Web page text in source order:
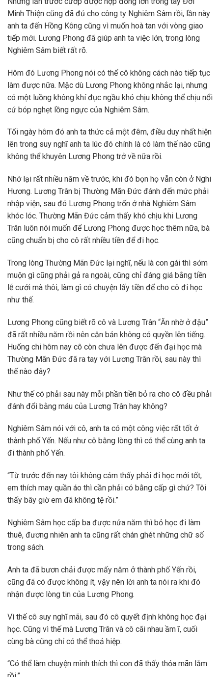
Minh Thiện cũng đã đủ cho công ty Nghiêm Sâm rồi, lần này
anh ta đến Hồng Kông cũng vì muốn hoà tan với vòng giao
tiếp mới. Lương Phong đã giúp anh ta việc lớn, trong lòng
Nghiêm Sâm biết rất rõ.
Hôm đó Lương Phong nói có thể cô không cách nào tiếp tục
làm được nữa. Mặc dù Lương Phong không nhắc lại, nhưng
có một luồng không khí đục ngầu khó chịu không thể chịu nổi
cứ bóp nghẹt lồng ngực của Nghiêm Sâm.
Tối ngày hôm đó anh ta thức cả một đêm, điều duy nhất hiện
lên trong suy nghĩ anh ta lúc đó chính là có làm thế nào cũng
không thể khuyên Lương Phong trở về nữa rồi.
Nhớ lại rất nhiều năm về trước, khi đó bọn họ vẫn còn ở Nghi
Hương. Lương Trân bị Thường Mãn Đức đánh đến mức phải
nhập viện, sau đó Lương Phong trốn ở nhà Nghiêm Sâm
khóc lóc. Thường Mãn Đức cảm thấy khó chịu khi Lương
Trân luôn nói muốn để Lương Phong được học thêm nữa, bà
cũng chuẩn bị cho cô rất nhiều tiền để đi học.
Trong lòng Thường Mãn Đức lại nghĩ, nếu là con gái thì sớm
muộn gì cũng phải gả ra ngoài, cũng chỉ đáng giá bằng tiền
lễ cưới mà thôi, làm gì có chuyện lấy tiền để cho cô đi học
như thế.
Lương Phong cũng biết rõ cô và Lương Trân “Ăn nhờ ở đậu”
đã rất nhiều năm rồi nên căn bản không có quyền lên tiếng.
Huống chi hôm nay cô còn chưa lên được đến đại học mà
Thường Mãn Đức đã ra tay với Lương Trân rồi, sau này thì
thế nào đây?
Như thế có phải sau này mỗi phần tiền bỏ ra cho cô đều phải
đánh đổi bằng máu của Lương Trân hay không?
Nghiêm Sâm nói với cô, anh ta có một công việc rất tốt ở
thành phố Yến. Nếu như cô bằng lòng thì có thể cùng anh ta
đi thành phố Yến.
“Từ trước đến nay tôi không cảm thấy phải đi học mới tốt,
em thích may quần áo thì cần phải có bằng cấp gì chứ? Tôi
thấy bây giờ em đã không tệ rồi.”
Nghiêm Sâm học cấp ba được nửa năm thì bỏ học đi làm
thuê, đương nhiên anh ta cũng rất chán ghét những chữ số
trong sách.
Anh ta đã bươn chải được mấy năm ở thành phố Yến rồi,
cũng đã có được không ít, vậy nên lời anh ta nói ra khi đó
nhận được lòng tin của Lương Phong.
Vì thế cô suy nghĩ mãi, sau đó cô quyết định không học đại
học. Cũng vì thế mà Lương Trân và cô cãi nhau ầm ĩ, cuối
cùng bà cũng chỉ có thể thoả hiệp.
“Có thể làm chuyện mình thích thì con đã thấy thỏa mãn lắm